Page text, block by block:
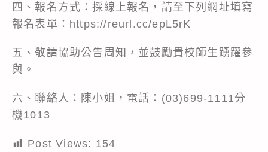
四、報名方式：採線上報名，請至下列網址填寫
報名表單： https://reurl.cc/epL5rK
五、敬請協助公告周知，並鼓勵貴校師生踴躍參
與。
六、聯絡人：陳小姐，電話：(03)699-1111分
機1013
Post Views: 154